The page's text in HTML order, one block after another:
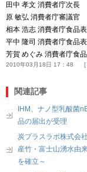
田中 孝文 消費者庁次長
原 敏弘 消費者庁審議官
相本 浩志 消費者庁食品
平中 隆司 消費者庁食品
芳賀 めぐみ 消費者庁食
2010年03月18日 17：48
関連記事
IHM、ナノ型乳酸菌
品の届出が受理
炭プラスラボ株式会
産竹・富士山湧水由
を確立～